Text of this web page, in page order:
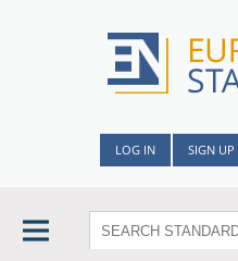
LOG IN SIGN UP